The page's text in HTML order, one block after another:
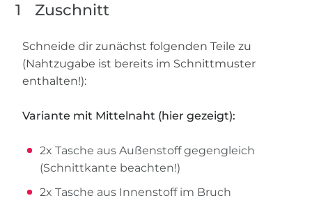
1 Zuschnitt
Schneide dir zunächst folgenden Teile zu
(Nahtzugabe ist bereits im Schnittmuster
enthalten!):
Variante mit Mittelnaht (hier gezeigt):
2x Tasche aus Außenstoff gegengleich
(Schnittkante beachten!)
2x Tasche aus Innenstoff im Bruch